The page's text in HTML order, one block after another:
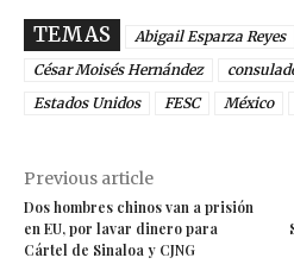
TEMAS Abigail Esparza Reyes
César Moisés Hernández
Estados Unidos
FESC México
Previous article
Dos hombres chinos van a prisión
en EU, por lavar dinero para
Cártel de Sinaloa y CJNG